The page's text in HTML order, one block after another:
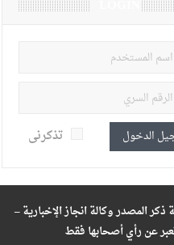
الدخول تذكرنى
المصدر وكالة انجاز الإخبارية –
عن رأي أصحابها فقط